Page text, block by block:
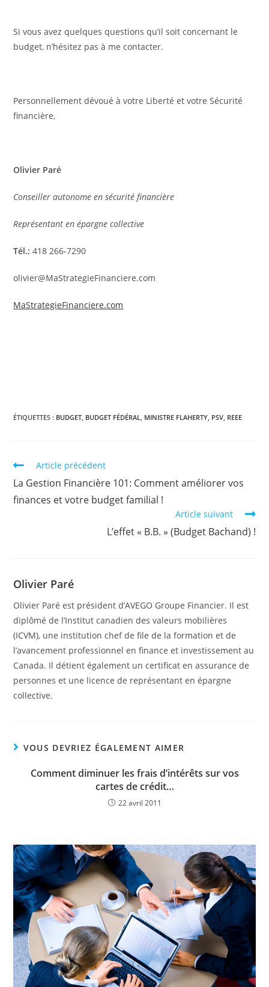
Si vous avez quelques questions qu’il soit concernant le
budget, n’hésitez pas à me contacter.
Personnellement dévoué à votre Liberté et votre Sécurité
financière,
Olivier Paré
Conseiller autonome en sécurité financière
Représentant en épargne collective
Tél.: 418 266-7290
olivier@MaStrategieFinanciere.com
MaStrategieFinanciere.com
ÉTIQUETTES : BUDGET, BUDGET FÉDÉRAL, MINISTRE FLAHERTY, PSV, REEE
Read
articles
Article précédent
La Gestion Financière 101: Comment améliorer vos
finances et votre budget familial !
Article suivant
L’effet « B.B. » (Budget Bachand) !
Olivier Paré
Olivier Paré est président d’AVEGO Groupe Financier. Il est
diplômé de l’Institut canadien des valeurs mobilières
(ICVM), une institution chef de file de la formation et de
l’avancement professionnel en finance et investissement au
Canada. Il détient également un certificat en assurance de
personnes et une licence de représentant en épargne
collective.
VOUS DEVRIEZ ÉGALEMENT AIMER
Comment diminuer les frais d’intérêts sur vos
cartes de crédit…
22 avril 2011